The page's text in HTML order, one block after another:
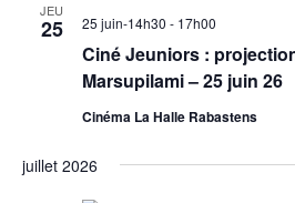
JEU
25
Ciné Jeuniors :
Marsupilami – 25 juin 26
25 juin-14h30 - 17h00
Cinéma La Halle Rabastens
juillet 2026